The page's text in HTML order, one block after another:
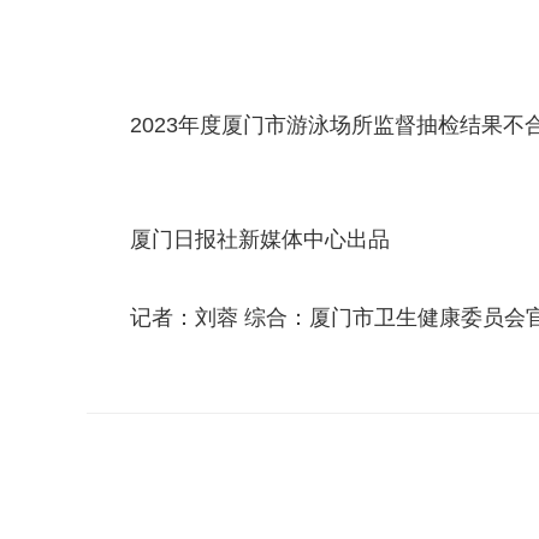
2023年度厦门市游泳场所监督抽检结果不
厦门日报社新媒体中心出品
记者：刘蓉 综合：厦门市卫生健康委员会